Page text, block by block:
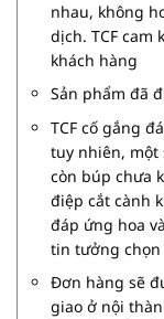
nhau, không
dịch. TCF cam
khách hàng
Sản phẩm đã
TCF cố gắng
tuy nhiên, một
còn búp chưa
điệp cắt cành
đáp ứng hoa
tin tưởng chọn
Đơn hàng sẽ
giao ở nội